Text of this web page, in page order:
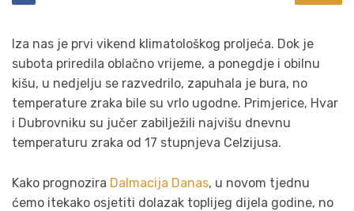
Iza nas je prvi vikend klimatološkog proljeća. Dok je
subota priredila oblačno vrijeme, a ponegdje i obilnu
kišu, u nedjelju se razvedrilo, zapuhala je bura, no
temperature zraka bile su vrlo ugodne. Primjerice, Hvar
i Dubrovniku su jučer zabilježili najvišu dnevnu
temperaturu zraka od 17 stupnjeva Celzijusa.
Kako prognozira Dalmacija Danas, u novom tjednu
ćemo itekako osjetiti dolazak toplijeg dijela godine, no